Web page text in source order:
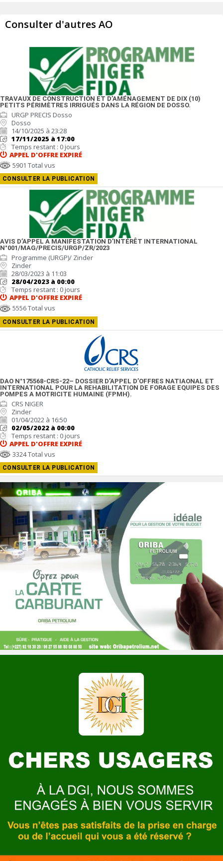
Consulter d'autres AO
TRAVAUX DE CONSTRUCTION ET D’AMÉNAGEMENT DE DIX (10)
PETITS PÉRIMÈTRES IRRIGUÉS DANS LA RÉGION DE DOSSO.
URGP PRECIS Dosso
Dosso
14/10/2025 à 23:28
17/11/2025 à 17:00
Temps restant : 0 jours
APPEL D'OFFRE EXPIRÉ
5901 Total vus
CONSULTER LA PUBLICATION
AVIS D’APPEL A MANIFESTATION D’INTÉRÊT INTERNATIONAL
N°001/MAG/PRECIS/URGP/ZR/2023
Programme (URGP)/ Zinder
Zinder
28/03/2023 à 11:03
28/04/2023 à 00:00
Temps restant : 0 jours
APPEL D'OFFRE EXPIRÉ
5556 Total vus
CONSULTER LA PUBLICATION
DAO N°175568-CRS-22– DOSSIER D’APPEL D’OFFRES NATIAONAL ET
INTERNATIONAL POUR LA REHABILITATION DE FORAGE EQUIPES DES
POMPES A MOTRICITE HUMAINE (FPMH).
CRS NIGER
Zinder
01/04/2022 à 16:50
02/05/2022 à 00:00
Temps restant : 0 jours
APPEL D'OFFRE EXPIRÉ
3324 Total vus
CONSULTER LA PUBLICATION